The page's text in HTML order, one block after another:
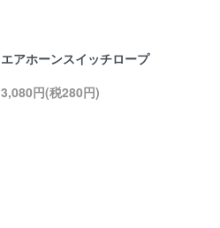
エアホーンスイッチロープ
3,080円(税280円)